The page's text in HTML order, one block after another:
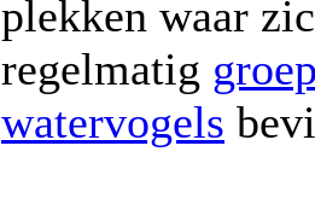
plekken waar
regelmatig
watervogels